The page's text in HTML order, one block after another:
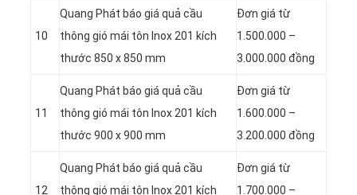
10
Quang Phát báo giá quả cầu
thông gió mái tôn Inox 201 kích
thước 850 x 850 mm
Đơn giá từ
1.500.000 –
3.000.000 đồng
11
Quang Phát báo giá quả cầu
thông gió mái tôn Inox 201 kích
thước 900 x 900 mm
Đơn giá từ
1.600.000 –
3.200.000 đồng
12
Quang Phát báo giá quả cầu
thông gió mái tôn Inox 201 kích
Đơn giá từ
1.700.000 –